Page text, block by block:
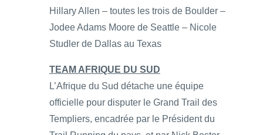
Hillary Allen – toutes les trois de Boulder –
Jodee Adams Moore de Seattle – Nicole
Studler de Dallas au Texas
TEAM AFRIQUE DU SUD
L’Afrique du Sud détache une équipe
officielle pour disputer le Grand Trail des
Templiers, encadrée par le Président du